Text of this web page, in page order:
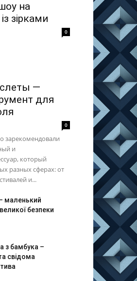
на
зірками
0
—
для
0
зарекомендовали
и
который
разных сферах: от
и...
маленький
безпеки
з бамбука –
свідома